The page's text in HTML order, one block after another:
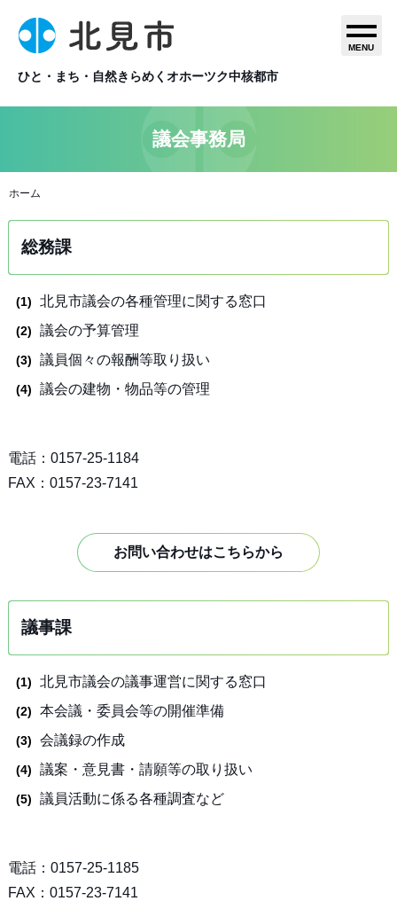
ひと・まち・自然きらめくオホーツク中核都市
MENU
議会事務局
ホーム
総務課
北見市議会の各種管理に関する窓口
議会の予算管理
議員個々の報酬等取り扱い
議会の建物・物品等の管理
電話：0157-25-1184
FAX：0157-23-7141
お問い合わせはこちらから
議事課
北見市議会の議事運営に関する窓口
本会議・委員会等の開催準備
会議録の作成
議案・意見書・請願等の取り扱い
議員活動に係る各種調査など
電話：0157-25-1185
FAX：0157-23-7141